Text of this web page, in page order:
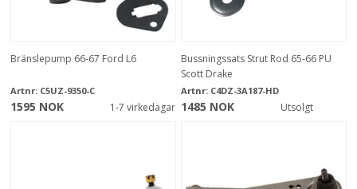
Bränslepump 66-67 Ford L6
Artnr: C5UZ-9350-C
1595 NOK 1-7 virkedagar
Bussningssats Strut Rod 65-66 PU
Scott Drake
Artnr: C4DZ-3A187-HD
1485 NOK Utsolgt